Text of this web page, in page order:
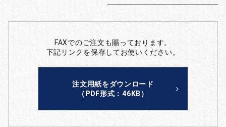
FAXでのご注文も賜っております。
下記リンクを保存してお使いください。
注文用紙をダウンロード
（PDF形式：46KB）